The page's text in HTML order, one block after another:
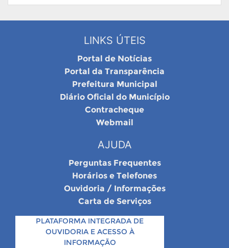
LINKS ÚTEIS
Portal de Notícias
Portal da Transparência
Prefeitura Municipal
Diário Oficial do Município
Contracheque
Webmail
AJUDA
Perguntas Frequentes
Horários e Telefones
Ouvidoria / Informações
Carta de Serviços
PLATAFORMA INTEGRADA DE
OUVIDORIA E ACESSO À
INFORMAÇÃO